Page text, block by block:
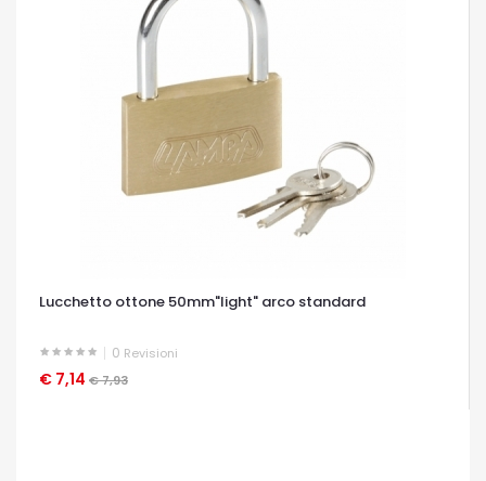
Lucchetto ottone 50mm"light" arco standard
0 Revisioni
€ 7,14 € 7,93
OCCHIATA VELOCE